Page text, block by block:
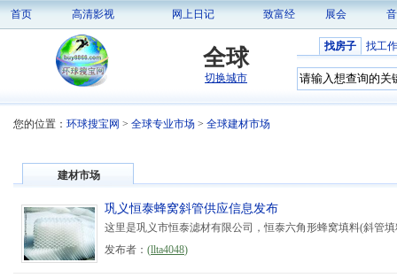
首页 高清影视 网上日记 致富经 展会
全球
切换城市
找房子 找工作
您的位置： 环球搜宝网 > 全球专业市场 > 全球建材市场
建材市场
巩义恒泰蜂窝斜管供应信息发布
这里是巩义市恒泰滤材有限公司，恒泰六角形蜂窝填料(斜管
发布者： (llta4048)